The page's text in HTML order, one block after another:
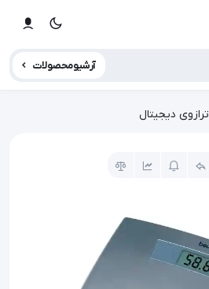
آرشیو محصولات
ترازوی دیجیتال